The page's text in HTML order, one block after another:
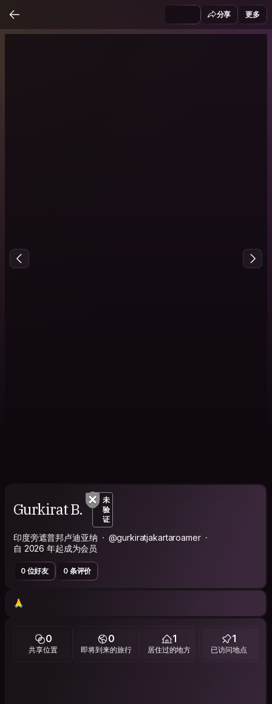
分享 更多
Gurkirat B.
未
验
证
印度旁遮普邦卢迪亚纳
@gurkiratjakartaroamer
自 2026 年起成为会员
0 位好友 0 条评价
🙏
0
共享位置
0
即将到来的旅行
1
居住过的地方
1
已访问地点